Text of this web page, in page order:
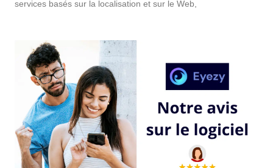
services basés sur la localisation et sur le Web,